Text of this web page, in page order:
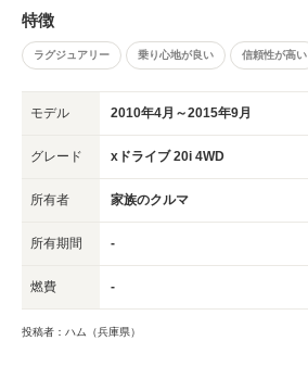
特に不満に思うことはありません。
特徴
ラグジュアリー 乗り心地が良い 信頼性が高い
モデル 2010年4月～2015年9月
グレード xドライブ 20i 4WD
所有者 家族のクルマ
所有期間 -
燃費 -
投稿者：ハム（兵庫県）